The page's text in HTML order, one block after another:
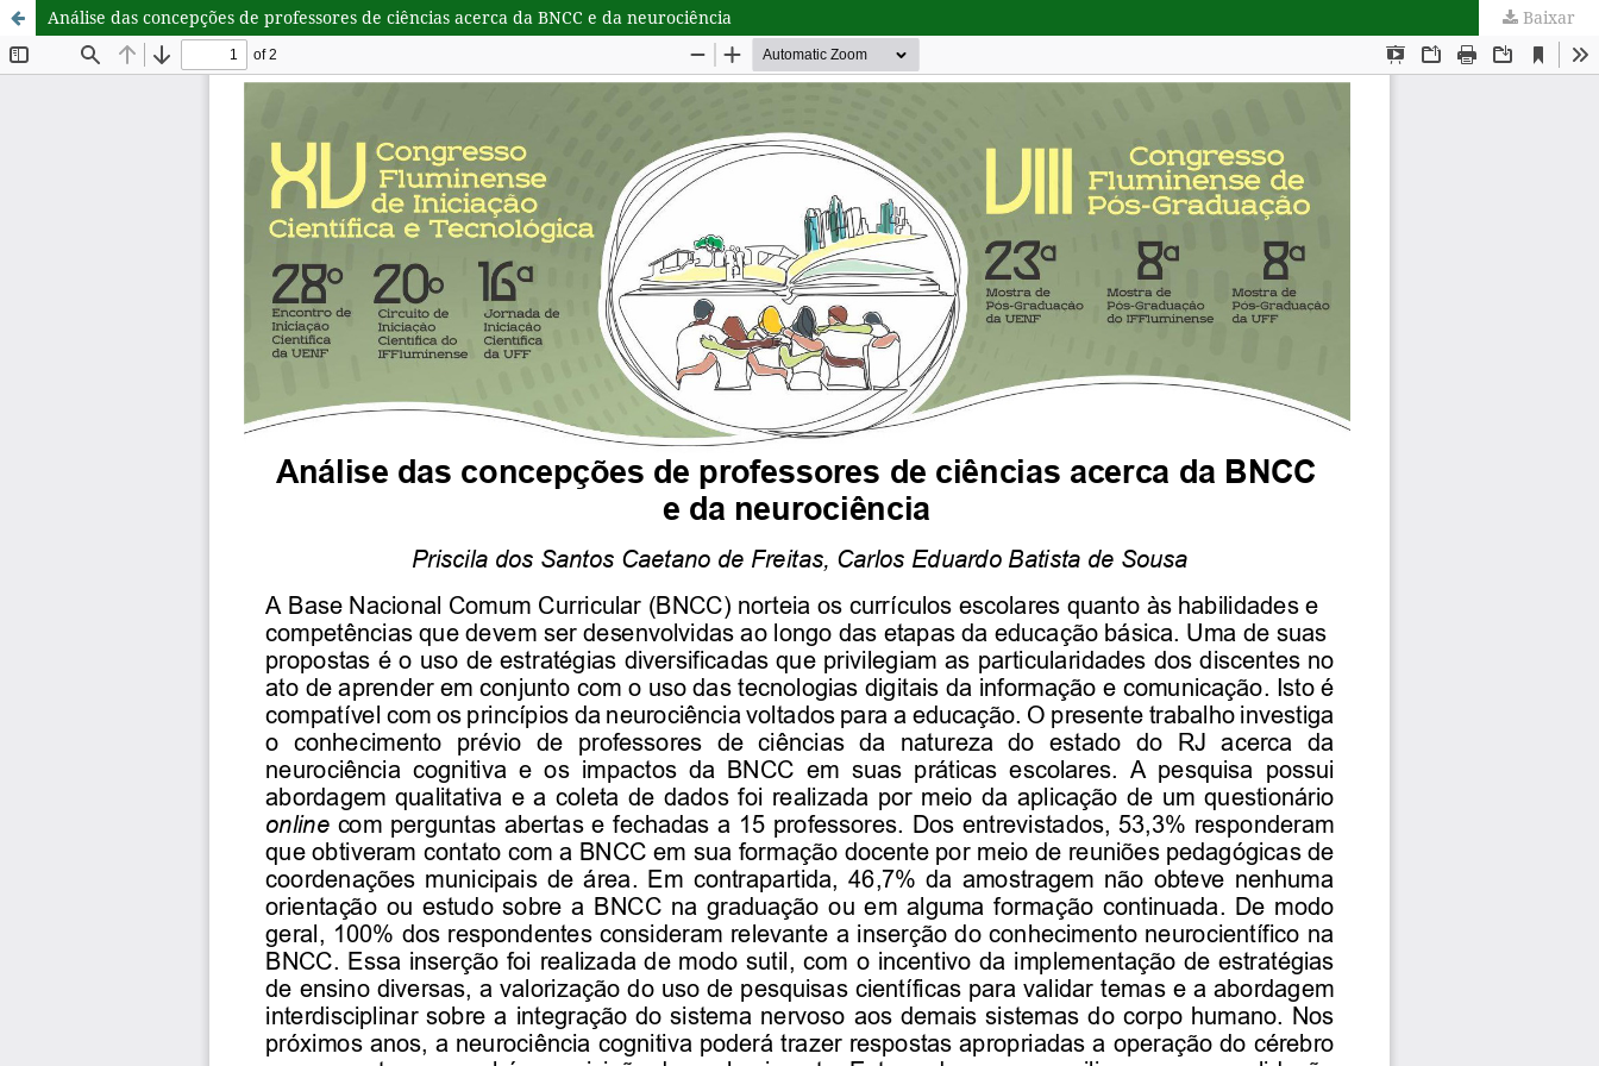
Análise das concepções de professores de ciências acerca da BNCC e da neurociência Baixar